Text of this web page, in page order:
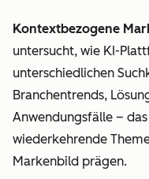
Kontextbezogene
untersucht, wie KI-
unterschiedlichen
Branchentrends,
Anwendungsfälle –
wiederkehrende
Markenbild prägen.